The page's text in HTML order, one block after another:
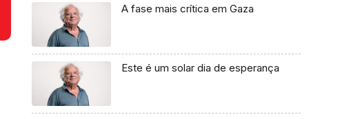
A fase mais crítica em Gaza
Este é um solar dia de esperança